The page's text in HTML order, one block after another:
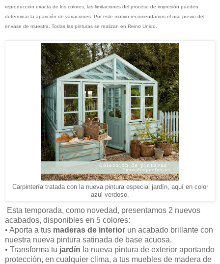
reproducción exacta de los colores, las limitaciones del proceso de impresión pueden
determinar la aparición de variaciones. Por este motivo recomendamos el uso previo del
envase de muestra. Todas las pinturas se realizan en Reino Unido.
Carpintería tratada con la nueva pintura especial jardín, aquí en color
azul verdoso.
Esta temporada, como novedad, presentamos 2 nuevos
acabados, disponibles en 5 colores:
• Aporta a tus maderas de interior un acabado brillante con
nuestra nueva pintura satinada de base acuosa.
• Transforma tu jardín la nueva pintura de exterior aportando
protección, en cualquier clima, a tus muebles de madera de